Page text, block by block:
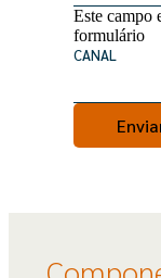
Este campo
formulário
CANAL